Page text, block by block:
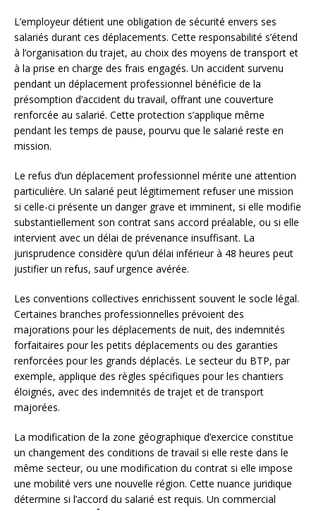
L’employeur détient une obligation de sécurité envers ses
salariés durant ces déplacements. Cette responsabilité s’étend
à l’organisation du trajet, au choix des moyens de transport et
à la prise en charge des frais engagés. Un accident survenu
pendant un déplacement professionnel bénéficie de la
présomption d’accident du travail, offrant une couverture
renforcée au salarié. Cette protection s’applique même
pendant les temps de pause, pourvu que le salarié reste en
mission.
Le refus d’un déplacement professionnel mérite une attention
particulière. Un salarié peut légitimement refuser une mission
si celle-ci présente un danger grave et imminent, si elle modifie
substantiellement son contrat sans accord préalable, ou si elle
intervient avec un délai de prévenance insuffisant. La
jurisprudence considère qu’un délai inférieur à 48 heures peut
justifier un refus, sauf urgence avérée.
Les conventions collectives enrichissent souvent le socle légal.
Certaines branches professionnelles prévoient des
majorations pour les déplacements de nuit, des indemnités
forfaitaires pour les petits déplacements ou des garanties
renforcées pour les grands déplacés. Le secteur du BTP, par
exemple, applique des règles spécifiques pour les chantiers
éloignés, avec des indemnités de trajet et de transport
majorées.
La modification de la zone géographique d’exercice constitue
un changement des conditions de travail si elle reste dans le
même secteur, ou une modification du contrat si elle impose
une mobilité vers une nouvelle région. Cette nuance juridique
détermine si l’accord du salarié est requis. Un commercial